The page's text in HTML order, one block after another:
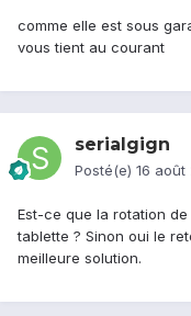
comme elle est sous
vous tient au courant
serialgign
Posté(e) 16 août
Est-ce que la rotation
tablette ? Sinon oui le
meilleure solution.